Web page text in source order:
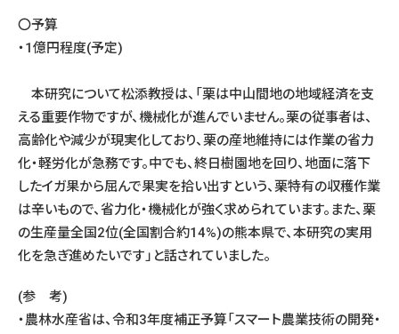
〇予算
・1億円程度(予定)
本研究について松添教授は、「栗は中山間地の地域経済を支
える重要作物ですが、機械化が進んでいません。栗の従事者は、
高齢化や減少が現実化しており、栗の産地維持には作業の省力
化・軽労化が急務です。中でも、終日樹園地を回り、地面に落下
したイガ果から屈んで果実を拾い出すという、栗特有の収穫作業
は辛いもので、省力化・機械化が強く求められています。また、栗
の生産量全国2位(全国割合約14%)の熊本県で、本研究の実用
化を急ぎ進めたいです」と話されていました。
(参 考)
・農林水産省は、令和3年度補正予算「スマート農業技術の開発・